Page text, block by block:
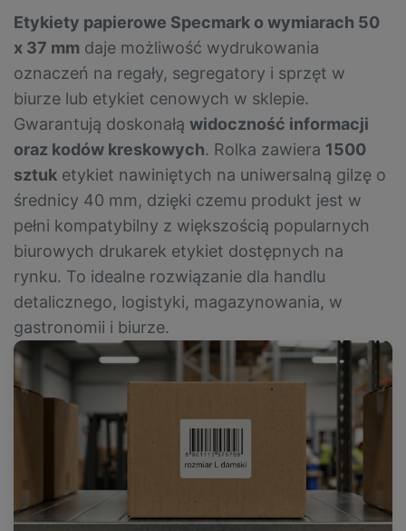
Etykiety papierowe Specmark o wymiarach 50
x 37 mm daje możliwość wydrukowania
oznaczeń na regały, segregatory i sprzęt w
biurze lub etykiet cenowych w sklepie.
Gwarantują doskonałą widoczność informacji
oraz kodów kreskowych. Rolka zawiera 1500
sztuk etykiet nawiniętych na uniwersalną gilzę o
średnicy 40 mm, dzięki czemu produkt jest w
pełni kompatybilny z większością popularnych
biurowych drukarek etykiet dostępnych na
rynku. To idealne rozwiązanie dla handlu
detalicznego, logistyki, magazynowania, w
gastronomii i biurze.